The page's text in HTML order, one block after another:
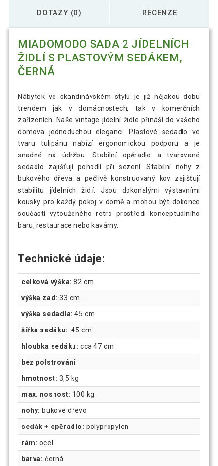
DOTAZY (0) RECENZE
MIADOMODO SADA 2 JÍDELNÍCH
ŽIDLÍ S PLASTOVÝM SEDÁKEM,
ČERNÁ
Nábytek ve skandinávském stylu je již nějakou dobu
trendem jak v domácnostech, tak v komerčních
zařízeních. Naše vintage jídelní židle přináší do vašeho
domova jednoduchou eleganci. Plastové sedadlo ve
tvaru tulipánu nabízí ergonomickou podporu a je
snadné na údržbu. Stabilní opěradlo a tvarované
sedadlo zajišťují pohodlí při sezení. Stabilní nohy z
bukového dřeva a pečlivě konstruovaný kov zajišťují
stabilitu jídelních židlí. Jsou dokonalými výstavními
kousky pro každý pokoj v domě a mohou být dokonce
součástí vytouženého retro prostředí konceptuálního
baru, restaurace nebo kavárny.
Technické údaje:
celková výška: 82 cm
výška zad: 33 cm
výška sedadla: 45 cm
šířka sedáku: 45 cm
hloubka sedáku: cca 47 cm
bez polstrování
hmotnost: 3,5 kg
max. nosnost: 100 kg
nohy: bukové dřevo
sedák + opěradlo: polypropylen
rám: ocel
barva: černá